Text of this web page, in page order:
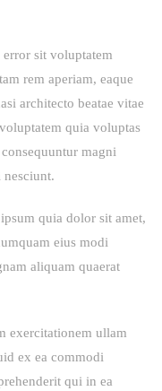
error sit voluptatem
rem aperiam, eaque
architecto beatae vitae
quia voluptas
magni
nesciunt.
quia dolor sit amet,
eius modi
aliquam quaerat
exercitationem ullam
ex ea commodi
qui in ea